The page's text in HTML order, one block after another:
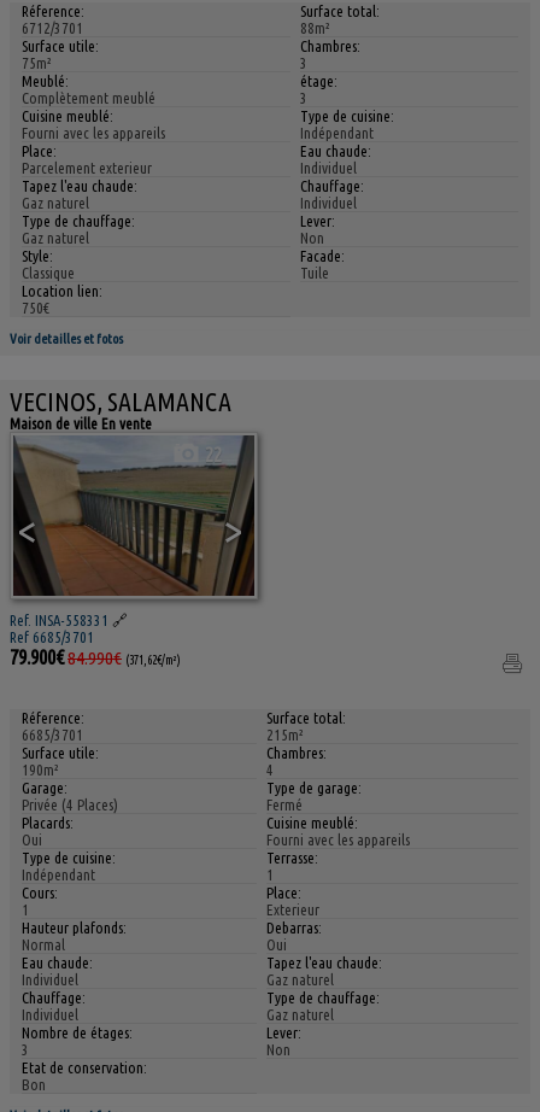
Réference:
6712/3701
Surface total:
88m²
Surface utile:
75m²
Chambres:
3
Meublé:
Complètement meublé
étage:
3
Cuisine meublé:
Fourni avec les appareils
Type de cuisine:
Indépendant
Place:
Parcelement exterieur
Eau chaude:
Individuel
Tapez l'eau chaude:
Gaz naturel
Chauffage:
Individuel
Type de chauffage:
Gaz naturel
Lever:
Non
Style:
Classique
Facade:
Tuile
Location lien:
750€
Voir detailles et fotos
VECINOS, SALAMANCA
Maison de ville En vente
< >
22
Ref. INSA-558331 🔗
Ref 6685/3701
79.900€84.990€ (371,62€/m²)
Réference:
6685/3701
Surface total:
215m²
Surface utile:
190m²
Chambres:
4
Garage:
Privée (4 Places)
Type de garage:
Fermé
Placards:
Oui
Cuisine meublé:
Fourni avec les appareils
Type de cuisine:
Indépendant
Terrasse:
1
Cours:
1
Place:
Exterieur
Hauteur plafonds:
Normal
Debarras:
Oui
Eau chaude:
Individuel
Tapez l'eau chaude:
Gaz naturel
Chauffage:
Individuel
Type de chauffage:
Gaz naturel
Nombre de étages:
3
Lever:
Non
Etat de conservation:
Bon